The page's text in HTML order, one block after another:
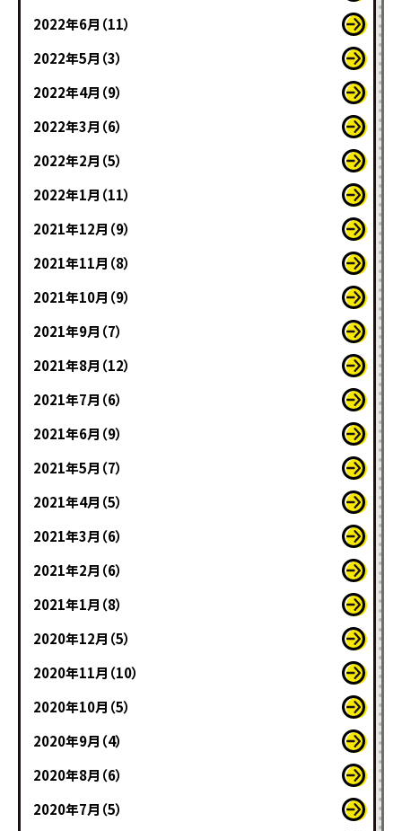
2022年6月（11）
2022年5月（3）
2022年4月（9）
2022年3月（6）
2022年2月（5）
2022年1月（11）
2021年12月（9）
2021年11月（8）
2021年10月（9）
2021年9月（7）
2021年8月（12）
2021年7月（6）
2021年6月（9）
2021年5月（7）
2021年4月（5）
2021年3月（6）
2021年2月（6）
2021年1月（8）
2020年12月（5）
2020年11月（10）
2020年10月（5）
2020年9月（4）
2020年8月（6）
2020年7月（5）